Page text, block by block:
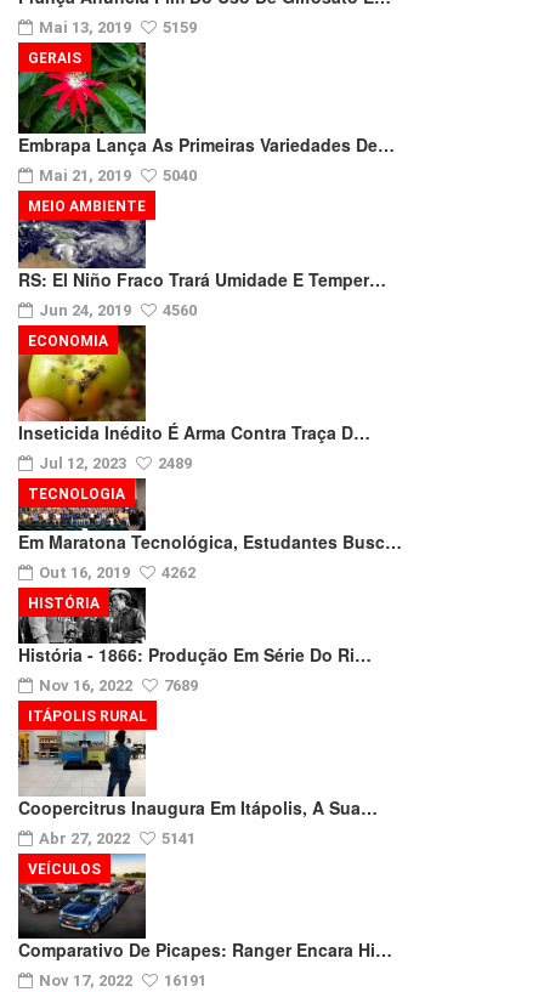
Mai 13, 2019 5159
Embrapa Lança As Primeiras Variedades De…
Mai 21, 2019 5040
GERAIS
RS: El Niño Fraco Trará Umidade E Temper…
Jun 24, 2019 4560
MEIO AMBIENTE
Inseticida Inédito É Arma Contra Traça D…
Jul 12, 2023 2489
ECONOMIA
Em Maratona Tecnológica, Estudantes Busc…
Out 16, 2019 4262
TECNOLOGIA
História - 1866: Produção Em Série Do Ri…
Nov 16, 2022 7689
HISTÓRIA
Coopercitrus Inaugura Em Itápolis, A Sua…
Abr 27, 2022 5141
ITÁPOLIS RURAL
Comparativo De Picapes: Ranger Encara Hi…
Nov 17, 2022 16191
VEÍCULOS